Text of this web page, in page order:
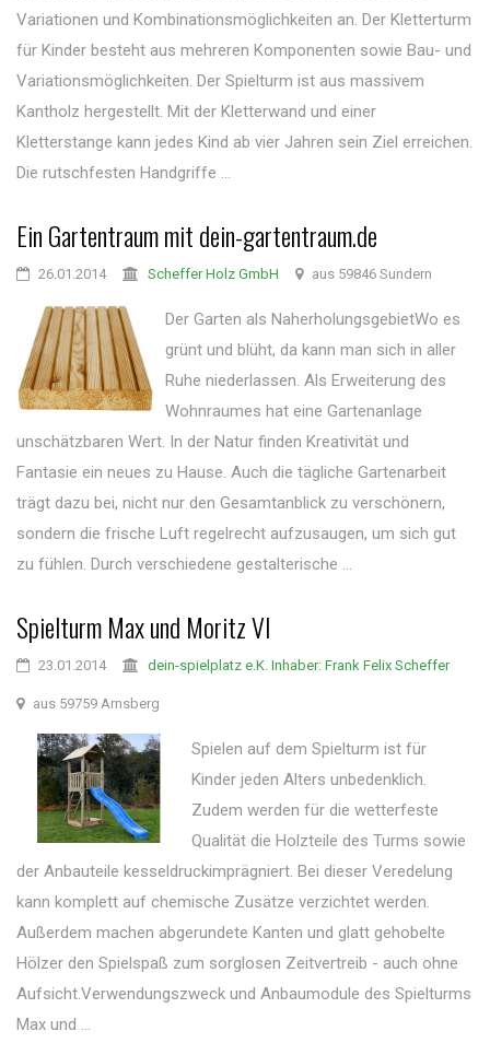
Variationen und Kombinationsmöglichkeiten an. Der Kletterturm
für Kinder besteht aus mehreren Komponenten sowie Bau- und
Variationsmöglichkeiten. Der Spielturm ist aus massivem
Kantholz hergestellt. Mit der Kletterwand und einer
Kletterstange kann jedes Kind ab vier Jahren sein Ziel erreichen.
Die rutschfesten Handgriffe ...
Ein Gartentraum mit dein-gartentraum.de
26.01.2014 Scheffer Holz GmbH aus 59846 Sundern
Der Garten als NaherholungsgebietWo es
grünt und blüht, da kann man sich in aller
Ruhe niederlassen. Als Erweiterung des
Wohnraumes hat eine Gartenanlage
unschätzbaren Wert. In der Natur finden Kreativität und
Fantasie ein neues zu Hause. Auch die tägliche Gartenarbeit
trägt dazu bei, nicht nur den Gesamtanblick zu verschönern,
sondern die frische Luft regelrecht aufzusaugen, um sich gut
zu fühlen. Durch verschiedene gestalterische ...
Spielturm Max und Moritz VI
23.01.2014 dein-spielplatz e.K. Inhaber: Frank Felix Scheffer
aus 59759 Arnsberg
Spielen auf dem Spielturm ist für
Kinder jeden Alters unbedenklich.
Zudem werden für die wetterfeste
Qualität die Holzteile des Turms sowie
der Anbauteile kesseldruckimprägniert. Bei dieser Veredelung
kann komplett auf chemische Zusätze verzichtet werden.
Außerdem machen abgerundete Kanten und glatt gehobelte
Hölzer den Spielspaß zum sorglosen Zeitvertreib - auch ohne
Aufsicht.Verwendungszweck und Anbaumodule des Spielturms
Max und ...